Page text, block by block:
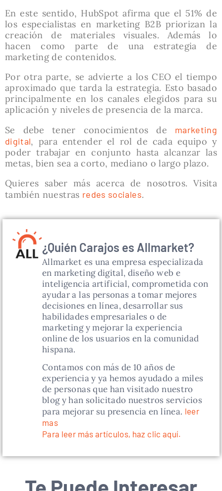
En este sentido, HubSpot afirma que el 51% de
los especialistas en marketing B2B priorizan la
creación de materiales visuales. Además lo
hacen como parte de una estrategia de
marketing de contenidos.
Por otra parte, se advierte a los CEO el tiempo
aproximado que tarda la estrategia. Esto basado
principalmente en los canales elegidos para su
aplicación y niveles de presencia de la marca.
Se debe tener conocimientos de marketing
digital, para entender el rol de cada equipo y
poder trabajar en conjunto hasta alcanzar las
metas, bien sea a corto, mediano o largo plazo.
Quieres saber más acerca de nosotros. Visita
también nuestras redes sociales.
¿Quién Carajos es Allmarket?
Allmarket es una empresa especializada
en marketing digital, diseño web e
inteligencia artificial, comprometida con
ayudar a las personas a tomar mejores
decisiones en línea, desarrollar sus
habilidades empresariales o de
marketing y mejorar la experiencia
online de los usuarios en la comunidad
hispana.
Contamos con más de 10 años de
experiencia y ya hemos ayudado a miles
de personas que han visitado nuestro
blog y han solicitado nuestros servicios
para mejorar su presencia en línea. leer
mas
Para leer más artículos, haz clic aquí.